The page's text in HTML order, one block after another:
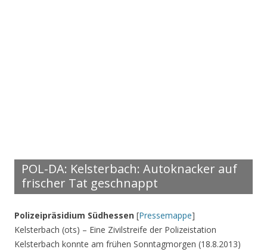
POL-DA: Kelsterbach: Autoknacker auf
frischer Tat geschnappt
Polizeipräsidium Südhessen [Pressemappe]
Kelsterbach (ots) – Eine Zivilstreife der Polizeistation
Kelsterbach konnte am frühen Sonntagmorgen (18.8.2013)